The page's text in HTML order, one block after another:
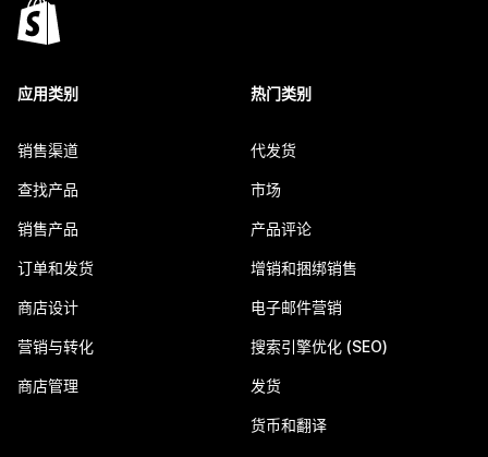
应用类别
销售渠道
查找产品
销售产品
订单和发货
商店设计
营销与转化
商店管理
热门类别
代发货
市场
产品评论
增销和捆绑销售
电子邮件营销
搜索引擎优化 (SEO)
发货
货币和翻译